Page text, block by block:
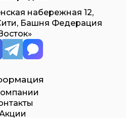
набережная 12,
Башня Федерация